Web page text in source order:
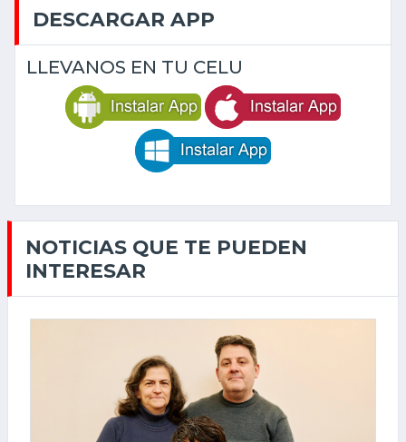
DESCARGAR APP
LLEVANOS EN TU CELU
NOTICIAS QUE TE PUEDEN
INTERESAR